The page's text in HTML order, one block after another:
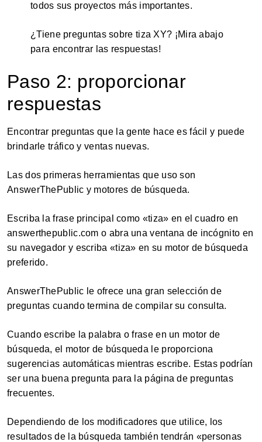
todos sus proyectos más importantes.
¿Tiene preguntas sobre tiza XY? ¡Mira abajo
para encontrar las respuestas!
Paso 2: proporcionar
respuestas
Encontrar preguntas que la gente hace es fácil y puede
brindarle tráfico y ventas nuevas.
Las dos primeras herramientas que uso son
AnswerThePublic y motores de búsqueda.
Escriba la frase principal como «tiza» en el cuadro en
answerthepublic.com o abra una ventana de incógnito en
su navegador y escriba «tiza» en su motor de búsqueda
preferido.
AnswerThePublic le ofrece una gran selección de
preguntas cuando termina de compilar su consulta.
Cuando escribe la palabra o frase en un motor de
búsqueda, el motor de búsqueda le proporciona
sugerencias automáticas mientras escribe. Estas podrían
ser una buena pregunta para la página de preguntas
frecuentes.
Dependiendo de los modificadores que utilice, los
resultados de la búsqueda también tendrán «personas